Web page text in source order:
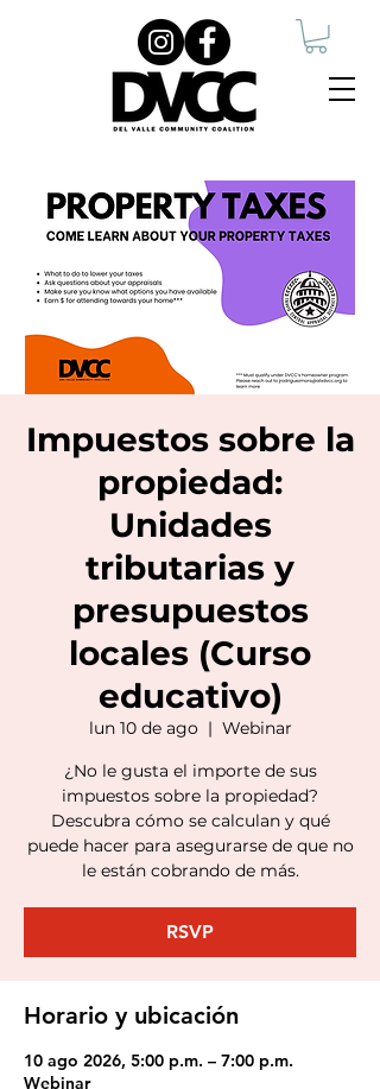
Impuestos sobre la
propiedad:
Unidades
tributarias y
presupuestos
locales (Curso
educativo)
lun 10 de ago
  |
Webinar
¿No le gusta el importe de sus
impuestos sobre la propiedad?
Descubra cómo se calculan y qué
puede hacer para asegurarse de que no
le están cobrando de más.
RSVP
Horario y ubicación
10 ago 2026, 5:00 p.m. – 7:00 p.m.
Webinar